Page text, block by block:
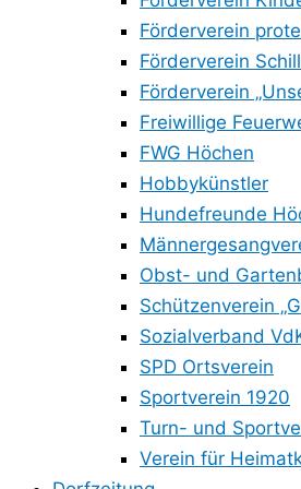
Förderverein
Förderverein
Förderverein
Freiwillige
FWG Höchen
Hobbykünstler
Hundefreunde
Obst- und
Schützenverein
Sozialverband
SPD Ortsverein
Sportverein 1920
Turn- und
Verein für